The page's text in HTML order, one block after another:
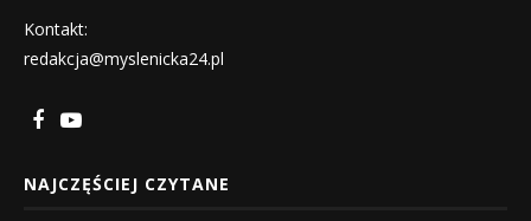
Kontakt:
redakcja@myslenicka24.pl
NAJCZĘŚCIEJ CZYTANE